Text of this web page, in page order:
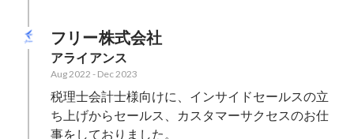
フリー株式会社
アライアンス
Aug 2022 - Dec 2023
税理士会計士様向けに、インサイドセールスの立
ち上げからセールス、カスタマーサクセスのお仕
事をしておりました。